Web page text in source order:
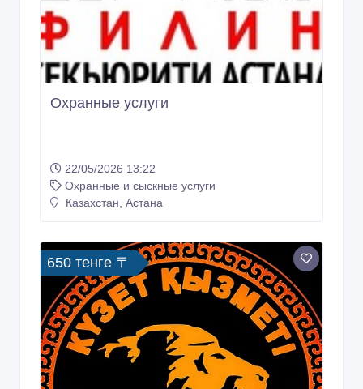
Охранные услуги
22/05/2026 13:22
Охранные и сыскные услуги
Казахстан, Астана
650 тенге 〒